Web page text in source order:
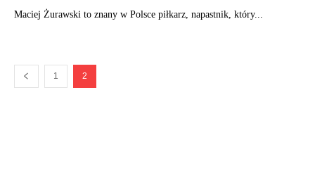
Maciej Żurawski to znany w Polsce piłkarz, napastnik, który...
1 2